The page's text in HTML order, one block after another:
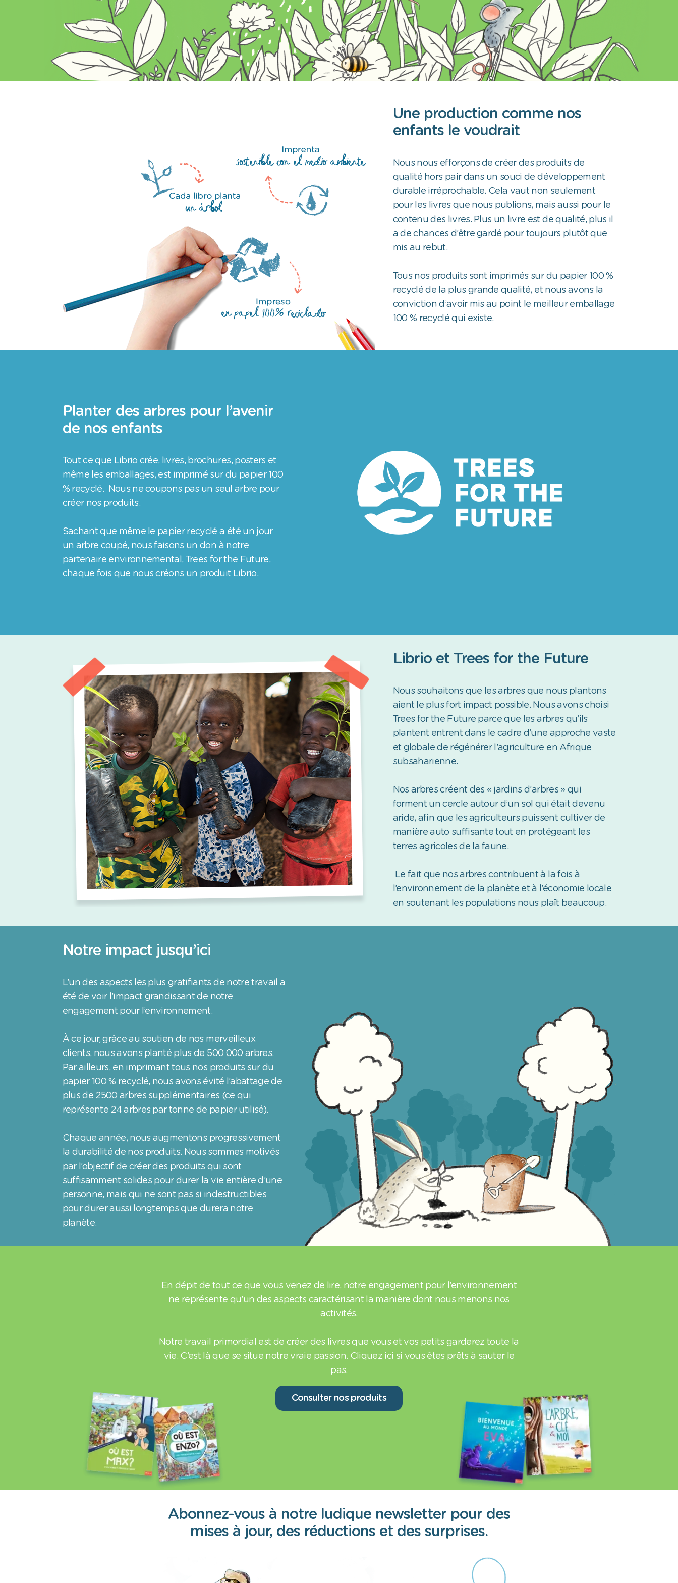
Une production comme nos
enfants le voudrait
Nous nous efforçons de créer des produits de
qualité hors pair dans un souci de développement
durable irréprochable. Cela vaut non seulement
pour les livres que nous publions, mais aussi pour le
contenu des livres. Plus un livre est de qualité, plus il
a de chances d’être gardé pour toujours plutôt que
mis au rebut.
Tous nos produits sont imprimés sur du papier 100 %
recyclé de la plus grande qualité, et nous avons la
conviction d’avoir mis au point le meilleur emballage
100 % recyclé qui existe.
Planter des arbres pour l’avenir
de nos enfants
Tout ce que Librio crée, livres, brochures, posters et
même les emballages, est imprimé sur du papier 100
% recyclé. Nous ne coupons pas un seul arbre pour
créer nos produits.
Sachant que même le papier recyclé a été un jour
un arbre coupé, nous faisons un don à notre
partenaire environnemental, Trees for the Future,
chaque fois que nous créons un produit Librio.
Librio et Trees for the Future
Nous souhaitons que les arbres que nous plantons
aient le plus fort impact possible. Nous avons choisi
Trees for the Future parce que les arbres qu’ils
plantent entrent dans le cadre d’une approche vaste
et globale de régénérer l’agriculture en Afrique
subsaharienne.
Nos arbres créent des « jardins d’arbres » qui
forment un cercle autour d’un sol qui était devenu
aride, afin que les agriculteurs puissent cultiver de
manière auto suffisante tout en protégeant les
terres agricoles de la faune.
Le fait que nos arbres contribuent à la fois à
l’environnement de la planète et à l’économie locale
en soutenant les populations nous plaît beaucoup.
Notre impact jusqu’ici
L’un des aspects les plus gratifiants de notre travail a
été de voir l’impact grandissant de notre
engagement pour l’environnement.
À ce jour, grâce au soutien de nos merveilleux
clients, nous avons planté plus de 500 000 arbres.
Par ailleurs, en imprimant tous nos produits sur du
papier 100 % recyclé, nous avons évité l’abattage de
plus de 2500 arbres supplémentaires (ce qui
représente 24 arbres par tonne de papier utilisé).
Chaque année, nous augmentons progressivement
la durabilité de nos produits. Nous sommes motivés
par l’objectif de créer des produits qui sont
suffisamment solides pour durer la vie entière d’une
personne, mais qui ne sont pas si indestructibles
pour durer aussi longtemps que durera notre
planète.
En dépit de tout ce que vous venez de lire, notre engagement pour l’environnement
ne représente qu’un des aspects caractérisant la manière dont nous menons nos
activités.
Notre travail primordial est de créer des livres que vous et vos petits garderez toute la
vie. C’est là que se situe notre vraie passion. Cliquez ici si vous êtes prêts à sauter le
pas.
Consulter nos produits
Abonnez-vous à notre ludique newsletter pour des
mises à jour, des réductions et des surprises.